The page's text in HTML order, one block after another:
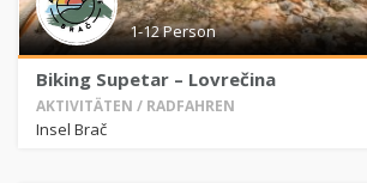
1-12 Person
Biking Supetar – Lovrečina
AKTIVITÄTEN / RADFAHREN
Insel Brač